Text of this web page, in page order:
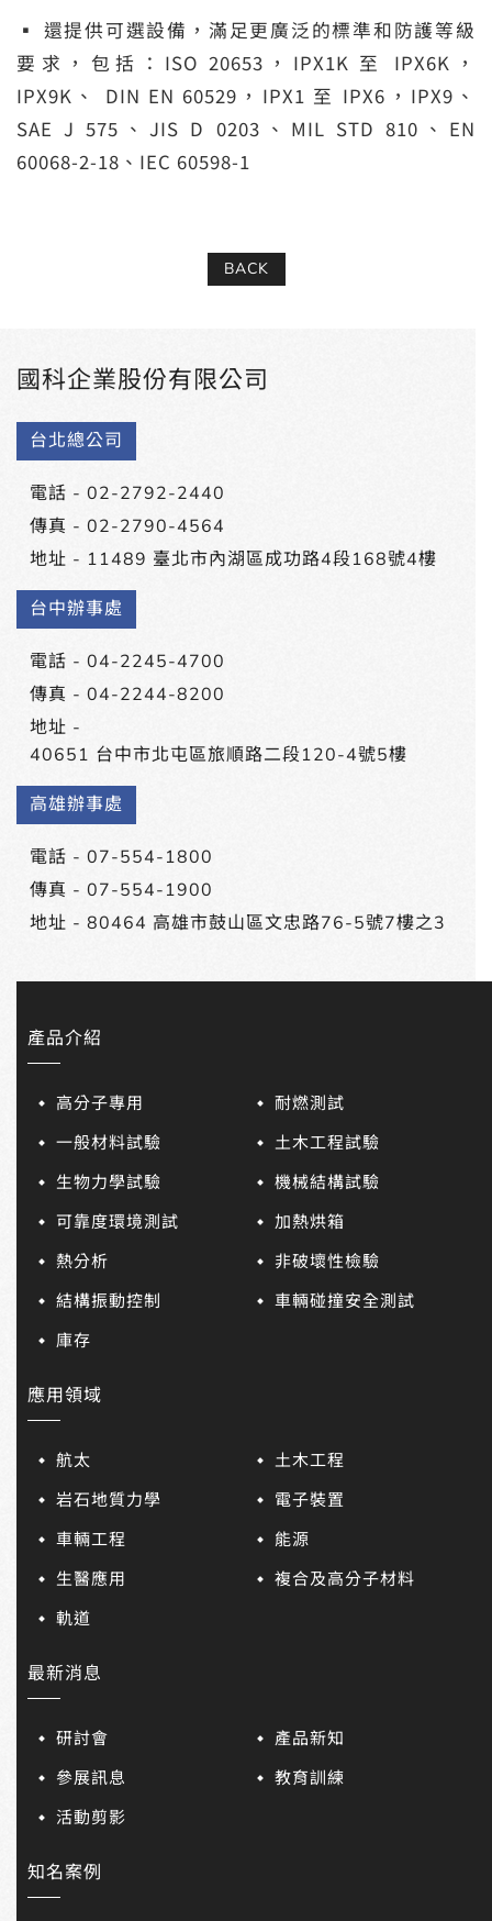
▪ 還提供可選設備，滿足更廣泛的標準和防護等級
要求，包括：ISO 20653，IPX1K 至 IPX6K，
IPX9K、 DIN EN 60529，IPX1 至 IPX6，IPX9、
SAE J 575、JIS D 0203、MIL STD 810、EN
60068-2-18、IEC 60598-1
BACK
國科企業股份有限公司
台北總公司
電話 - 02-2792-2440
傳真 - 02-2790-4564
地址 - 11489 臺北市內湖區成功路4段168號4樓
台中辦事處
電話 - 04-2245-4700
傳真 - 04-2244-8200
地址 -
40651 台中市北屯區旅順路二段120-4號5樓
高雄辦事處
電話 - 07-554-1800
傳真 - 07-554-1900
地址 - 80464 高雄市鼓山區文忠路76-5號7樓之3
產品介紹
高分子專用
耐燃測試
一般材料試驗
土木工程試驗
生物力學試驗
機械結構試驗
可靠度環境測試
加熱烘箱
熱分析
非破壞性檢驗
結構振動控制
車輛碰撞安全測試
庫存
應用領域
航太
土木工程
岩石地質力學
電子裝置
車輛工程
能源
生醫應用
複合及高分子材料
軌道
最新消息
研討會
產品新知
參展訊息
教育訓練
活動剪影
知名案例